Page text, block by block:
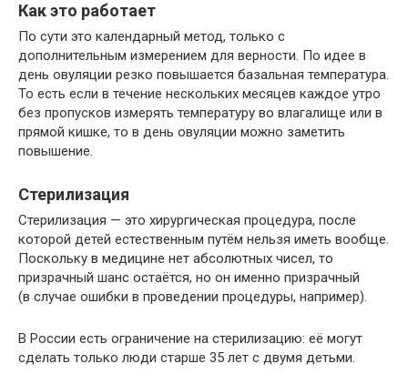
Как это работает
По сути это календарный метод, только с
дополнительным измерением для верности. По идее в
день овуляции резко повышается базальная температура.
То есть если в течение нескольких месяцев каждое утро
без пропусков измерять температуру во влагалище или в
прямой кишке, то в день овуляции можно заметить
повышение.
Стерилизация
Стерилизация — это хирургическая процедура, после
которой детей естественным путём нельзя иметь вообще.
Поскольку в медицине нет абсолютных чисел, то
призрачный шанс остаётся, но он именно призрачный
(в случае ошибки в проведении процедуры, например).
В России есть ограничение на стерилизацию: её могут
сделать только люди старше 35 лет с двумя детьми.